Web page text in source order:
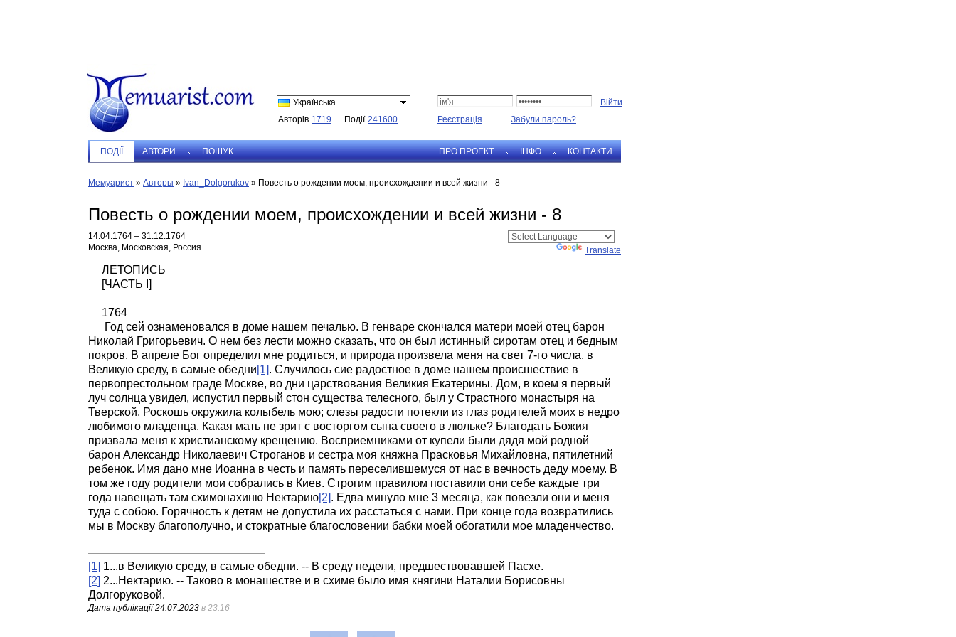
Українська
Авторів 1719 Події 241600 Реєстрація Забули пароль?
ПОДIЇ АВТОРИ ПОШУК ПРО ПРОЕКТ IНФО КОНТАКТИ
Мемуарист » Авторы » Ivan_Dolgorukov » Повесть о рождении моем, происхождении и всей жизни - 8
Повесть о рождении моем, происхождении и всей жизни - 8
14.04.1764 – 31.12.1764
Москва, Московская, Россия
Translate
ЛЕТОПИСЬ
[ЧАСТЬ I]
1764
Год сей ознаменовался в доме нашем печалью. В генваре скончался матери моей отец барон
Николай Григорьевич. О нем без лести можно сказать, что он был истинный сиротам отец и бедным
покров. В апреле Бог определил мне родиться, и природа произвела меня на свет 7-го числа, в
Великую среду, в самые обедни[1]. Случилось сие радостное в доме нашем происшествие в
первопрестольном граде Москве, во дни царствования Великия Екатерины. Дом, в коем я первый
луч солнца увидел, испустил первый стон существа телесного, был у Страстного монастыря на
Тверской. Роскошь окружила колыбель мою; слезы радости потекли из глаз родителей моих в недро
любимого младенца. Какая мать не зрит с восторгом сына своего в люльке? Благодать Божия
призвала меня к христианскому крещению. Восприемниками от купели были дядя мой родной
барон Александр Николаевич Строганов и сестра моя княжна Прасковья Михайловна, пятилетний
ребенок. Имя дано мне Иоанна в честь и память переселившемуся от нас в вечность деду моему. В
том же году родители мои собрались в Киев. Строгим правилом поставили они себе каждые три
года навещать там схимонахиню Нектарию[2]. Едва минуло мне 3 месяца, как повезли они и меня
туда с собою. Горячность к детям не допустила их расстаться с нами. При конце года возвратились
мы в Москву благополучно, и стократные благословении бабки моей обогатили мое младенчество.
[1] 1...в Великую среду, в самые обедни. -- В среду недели, предшествовавшей Пасхе.
[2] 2...Нектарию. -- Таково в монашестве и в схиме было имя княгини Наталии Борисовны
Долгоруковой.
Дата публікації24.07.2023 в 23:16